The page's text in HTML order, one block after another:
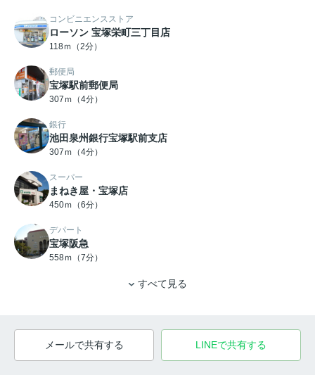
コンビニエンスストア
ローソン 宝塚栄町三丁目店
118ｍ（2分）
郵便局
宝塚駅前郵便局
307ｍ（4分）
銀行
池田泉州銀行宝塚駅前支店
307ｍ（4分）
スーパー
まねき屋・宝塚店
450ｍ（6分）
デパート
宝塚阪急
558ｍ（7分）
すべて見る
メールで共有する LINEで共有する